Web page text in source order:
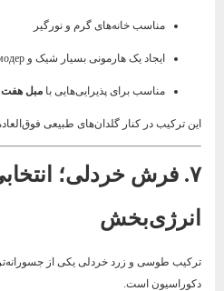
مناسب خانه‌های گرم و نورگیر
ایجاد یک هارمونی بسیار شیک و модер
مناسب برای پذیرایی‌هایی بامبل هفت
این ترکیب در کنار گلدان‌های طبیعی
۷. فرش خردلی؛
انرژی‌بخش
ترکیب طوسی و زرد خردلی یکی از
دکوراسیون است.